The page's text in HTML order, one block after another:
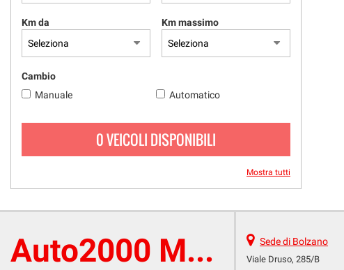
Km da Km massimo
Cambio
Manuale
Automatico
0 VEICOLI DISPONIBILI
Mostra tutti
Auto2000 Multicar Sede di Bolzano
Viale Druso, 285/B